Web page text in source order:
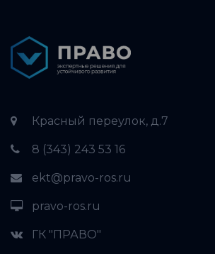
Красный переулок, д.7
8 (343) 243 53 16
ekt@pravo-ros.ru
pravo-ros.ru
ГК "ПРАВО"